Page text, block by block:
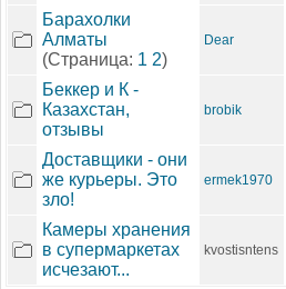
Барахолки
Алматы
(Страница: 1 2)
Dear
Беккер и К -
Казахстан,
отзывы
brobik
Доставщики - они
же курьеры. Это
зло!
ermek1970
Камеры хранения
в супермаркетах
исчезают...
kvostisntens